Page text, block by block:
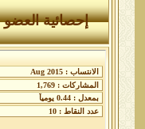
إحصائية العضو